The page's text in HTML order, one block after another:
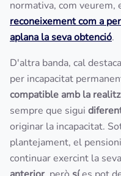
normativa, com veurem,
reconeixement com a
aplana la seva obtenció.
D'altra banda, cal
per incapacitat
compatible amb la
sempre que sigui
originar la incapacitat.
plantejament, el
continuar exercint la seva